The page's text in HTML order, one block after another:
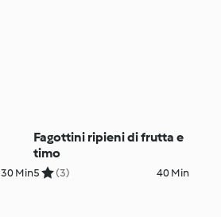
30 Min
Fagottini ripieni di frutta e
timo
5 (3) 40 Min